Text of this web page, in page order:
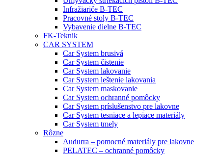
Infražiariče B-TEC
Pracovné stoly B-TEC
Vybavenie dielne B-TEC
FK-Teknik
CAR SYSTEM
Car System brusivá
Car System čistenie
Car System lakovanie
Car System leštenie lakovania
Car System maskovanie
Car System ochranné pomôcky
Car System príslušenstvo pre lakovne
Car System tesniace a lepiace materiály
Car System tmely
Rôzne
Audurra – pomocné materiály pre lakovne
PELATEC – ochranné pomôcky